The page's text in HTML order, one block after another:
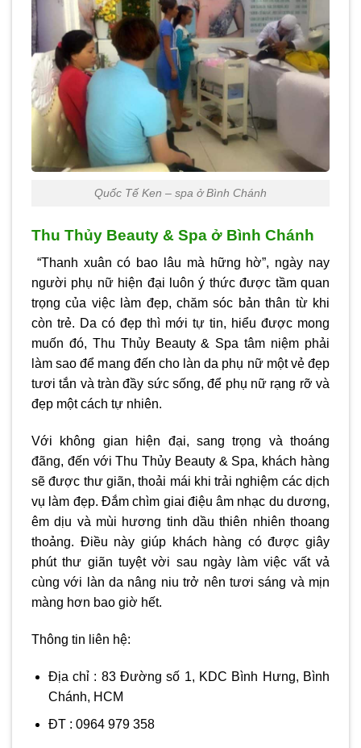
Quốc Tế Ken – spa ở Bình Chánh
Thu Thủy Beauty & Spa ở Bình Chánh
“Thanh xuân có bao lâu mà hững hờ”, ngày nay
người phụ nữ hiện đại luôn ý thức được tầm quan
trọng của việc làm đẹp, chăm sóc bản thân từ khi
còn trẻ. Da có đẹp thì mới tự tin, hiểu được mong
muốn đó, Thu Thủy Beauty & Spa tâm niệm phải
làm sao để mang đến cho làn da phụ nữ một vẻ đẹp
tươi tắn và tràn đầy sức sống, để phụ nữ rạng rỡ và
đẹp một cách tự nhiên.
Với không gian hiện đại, sang trọng và thoáng
đãng, đến với Thu Thủy Beauty & Spa, khách hàng
sẽ được thư giãn, thoải mái khi trải nghiệm các dịch
vụ làm đẹp. Đắm chìm giai điệu âm nhạc du dương,
êm dịu và mùi hương tinh dầu thiên nhiên thoang
thoảng. Điều này giúp khách hàng có được giây
phút thư giãn tuyệt vời sau ngày làm việc vất vả
cùng với làn da nâng niu trở nên tươi sáng và mịn
màng hơn bao giờ hết.
Thông tin liên hệ:
Địa chỉ : 83 Đường số 1, KDC Bình Hưng, Bình
Chánh, HCM
ĐT : 0964 979 358